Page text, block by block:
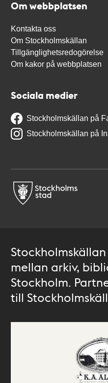
Om webbplatsen
Kontakta oss
Om Stockholmskällan
Tillgänglighetsredogörelse
Om kakor på webbplatsen
Sociala medier
Stockholmskällan på
Stockholmskällan på
mellan arkiv,
Stockholm.
till